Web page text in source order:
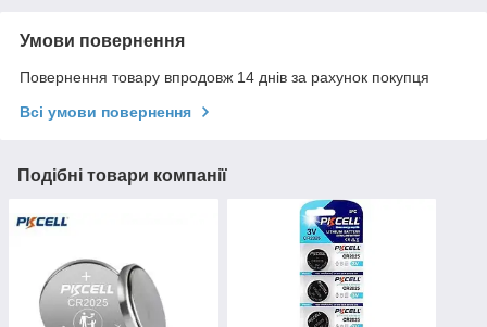
Умови повернення
Повернення товару впродовж 14 днів за рахунок покупця
Всі умови повернення
Подібні товари компанії